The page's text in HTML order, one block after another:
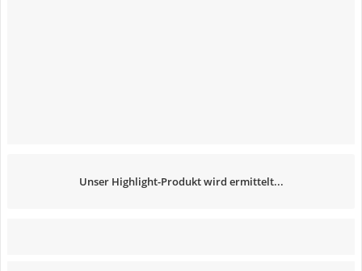
Unser Highlight-Produkt wird ermittelt...